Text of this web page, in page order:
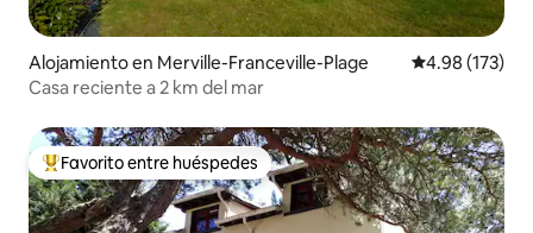
Alojamiento en Merville-Franceville-Plage Calificación
4.98 (173)
Casa reciente a 2 km del mar
Favorito entre huéspedes preferido
Favorito entre huéspedes